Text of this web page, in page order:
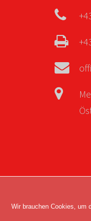
Wir brauchen Cookies, um